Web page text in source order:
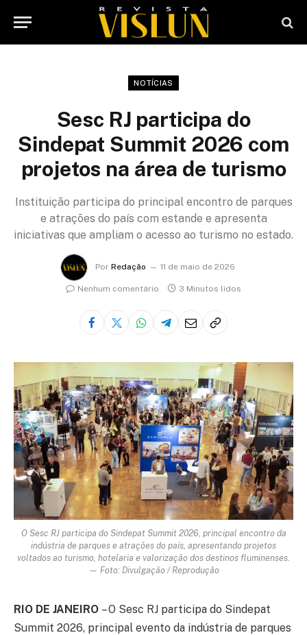
NOTÍCIAS
Sesc RJ participa do
Sindepat Summit 2026 com
projetos na área de turismo
Instituição participa do principal encontro de parques
e atrações do país com estande e apresenta
iniciativas que ampliam o acesso ao turismo no estado.
Por Redação 11 de maio de 2026
Nenhum comentário 3 Minutos lidos
O Sesc RJ participa do Sindepat Summit 2026, principal encontro da
indústria de parques e atrações do país, apresentando projetos
voltados ao turismo, hotelaria e valorização dos destinos fluminenses.
— Foto: Divulgação / Reprodução
RIO DE JANEIRO – O Sesc RJ participa do Sindepat
Summit 2026, principal evento da indústria de parques